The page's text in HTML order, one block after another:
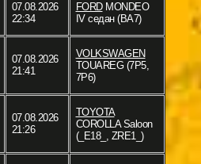
07.08.2026
22:34
FORDMONDEO
IV седан (BA7)
07.08.2026
21:41
VOLKSWAGEN
TOUAREG (7P5,
7P6)
07.08.2026
21:26
TOYOTA
COROLLA Saloon
(_E18_, ZRE1_)